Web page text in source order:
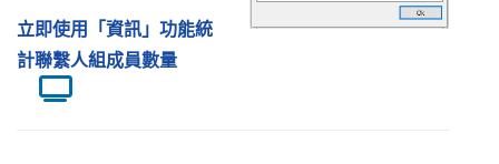
立即使用「資訊」功能統
計聯繫人組成員數量